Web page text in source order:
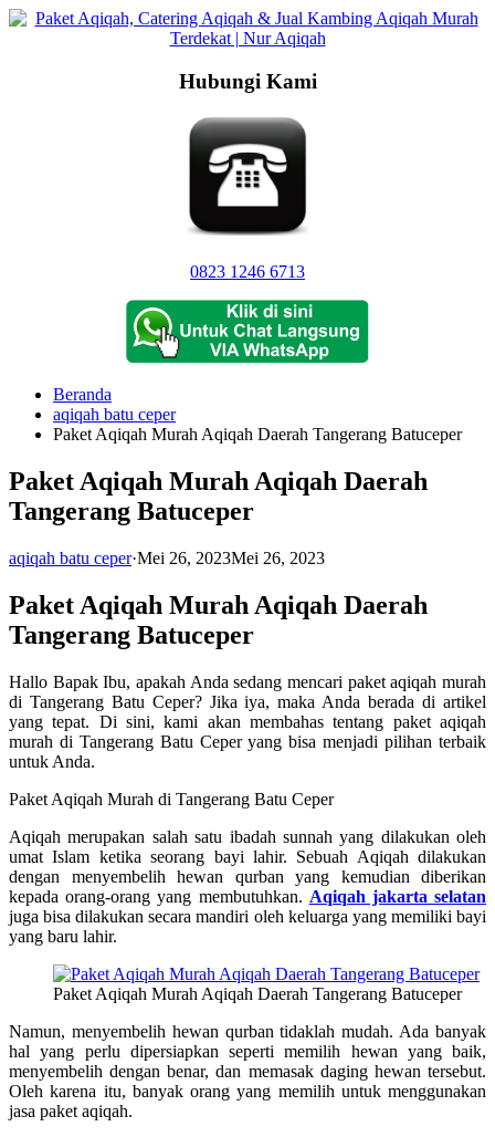
Langsung
Hubungi Kami
0823 1246 6713
Beranda
aqiqah batu ceper
Paket Aqiqah Murah Aqiqah Daerah Tangerang Batuceper
Paket Aqiqah Murah Aqiqah Daerah
Tangerang Batuceper
aqiqah batu ceper·Mei 26, 2023Mei 26, 2023
Paket Aqiqah Murah Aqiqah Daerah
Tangerang Batuceper
Hallo Bapak Ibu, apakah Anda sedang mencari paket aqiqah murah
di Tangerang Batu Ceper? Jika iya, maka Anda berada di artikel
yang tepat. Di sini, kami akan membahas tentang paket aqiqah
murah di Tangerang Batu Ceper yang bisa menjadi pilihan terbaik
untuk Anda.
Paket Aqiqah Murah di Tangerang Batu Ceper
Aqiqah merupakan salah satu ibadah sunnah yang dilakukan oleh
umat Islam ketika seorang bayi lahir. Sebuah Aqiqah dilakukan
dengan menyembelih hewan qurban yang kemudian diberikan
kepada orang-orang yang membutuhkan. Aqiqah jakarta selatan
juga bisa dilakukan secara mandiri oleh keluarga yang memiliki bayi
yang baru lahir.
Paket Aqiqah Murah Aqiqah Daerah Tangerang Batuceper
Namun, menyembelih hewan qurban tidaklah mudah. Ada banyak
hal yang perlu dipersiapkan seperti memilih hewan yang baik,
menyembelih dengan benar, dan memasak daging hewan tersebut.
Oleh karena itu, banyak orang yang memilih untuk menggunakan
jasa paket aqiqah.